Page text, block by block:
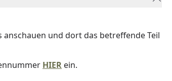
und dort das betreffende Teil
HIER ein.